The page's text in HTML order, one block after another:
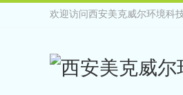
欢迎访问西安美克威尔环境科